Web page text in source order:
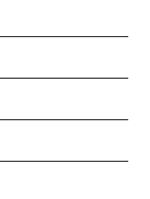
visuelles
ermöglicht.